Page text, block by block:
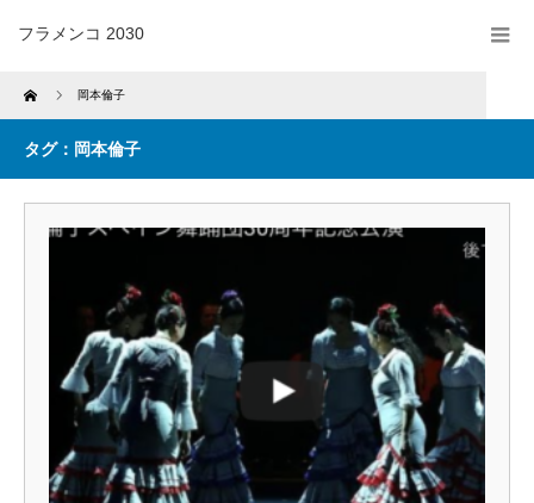
フラメンコ 2030
Home 岡本倫子
タグ：岡本倫子